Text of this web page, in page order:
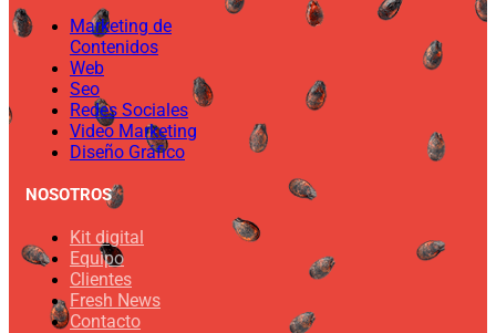
Marketing de
Contenidos
Web
Seo
Redes Sociales
Video Marketing
Diseño Gráfico
NOSOTROS
Kit digital
Equipo
Clientes
Fresh News
Contacto